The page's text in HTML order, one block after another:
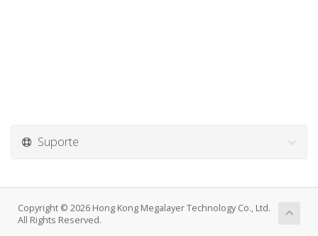
Suporte
Copyright © 2026 Hong Kong Megalayer Technology Co., Ltd.
All Rights Reserved.